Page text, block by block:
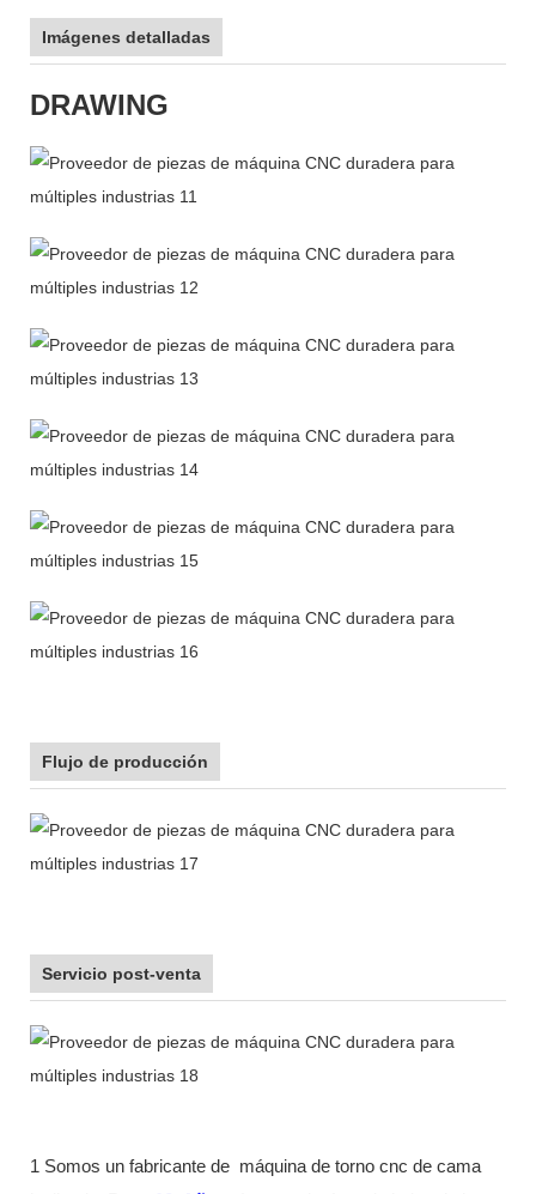
Imágenes detalladas
DRAWING
Flujo de producción
Servicio post-venta
1 Somos un fabricante de máquina de torno cnc de cama